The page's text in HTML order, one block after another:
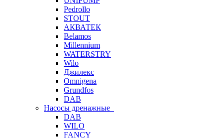
Pedrollo
STOUT
АКВАТЕК
Belamos
Millennium
WATERSTRY
Wilo
Джилекс
Omnigena
Grundfos
DAB
Насосы дренажные
DAB
WILO
FANCY